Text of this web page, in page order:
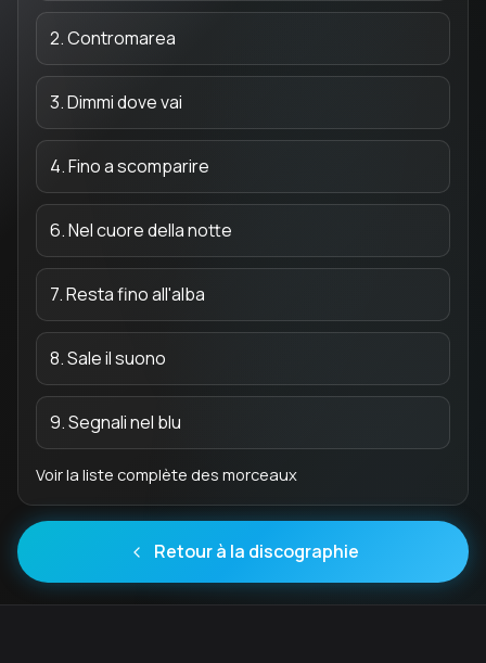
2. Contromarea
3. Dimmi dove vai
4. Fino a scomparire
6. Nel cuore della notte
7. Resta fino all'alba
8. Sale il suono
9. Segnali nel blu
Voir la liste complète des morceaux
Retour à la discographie